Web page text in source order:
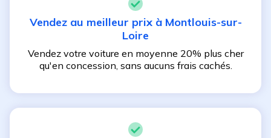
Vendez au meilleur prix à Montlouis-sur-
Loire
Vendez votre voiture en moyenne 20% plus cher
qu'en concession, sans aucuns frais cachés.